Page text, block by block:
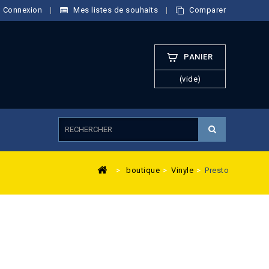
Connexion Mes listes de souhaits Comparer
PANIER
(vide)
> boutique > Vinyle > Presto